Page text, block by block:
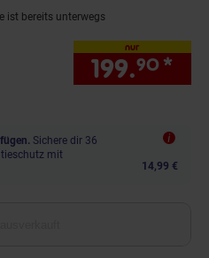
ist bereits unterwegs
nur
199.90 *
Sichere dir 36
mit
14,99 €